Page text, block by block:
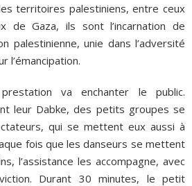
territoires palestiniens, entre ceux
de Gaza, ils sont l’incarnation de
palestinienne, unie dans l’adversité
l’émancipation.
va enchanter le public.
leur Dabke, des petits groupes se
qui se mettent eux aussi à
fois que les danseurs se mettent
l’assistance les accompagne, avec
Durant 30 minutes, le petit